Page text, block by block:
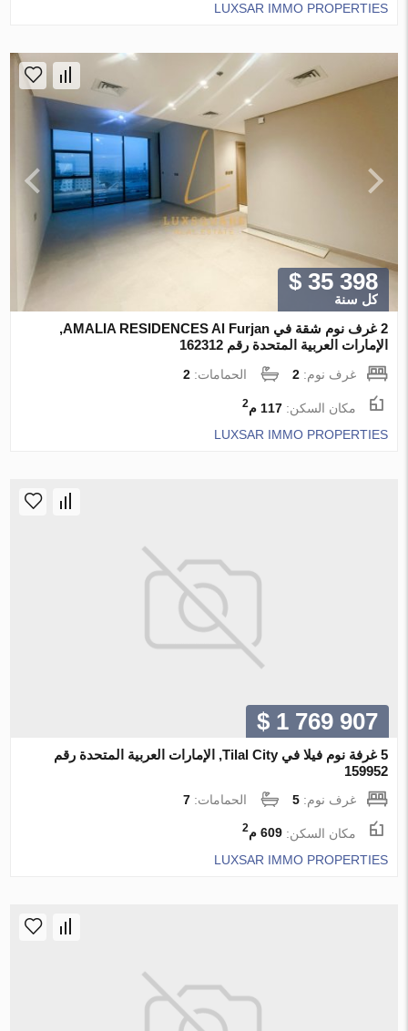
LUXSAR IMMO PROPERTIES
$ 35 398
كل سنة
2 غرف نوم شقة في AMALIA RESIDENCES Al Furjan,
الإمارات العربية المتحدة رقم 162312
غرف نوم:2 الحمامات:2
مكان السكن:117 م 2
LUXSAR IMMO PROPERTIES
$ 1 769 907
5 غرفة نوم فيلا في Tilal City, الإمارات العربية المتحدة رقم
159952
غرف نوم:5 الحمامات:7
مكان السكن:609 م 2
LUXSAR IMMO PROPERTIES